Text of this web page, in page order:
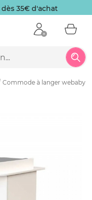
dès 35€ d'achat
Commode à langer webaby